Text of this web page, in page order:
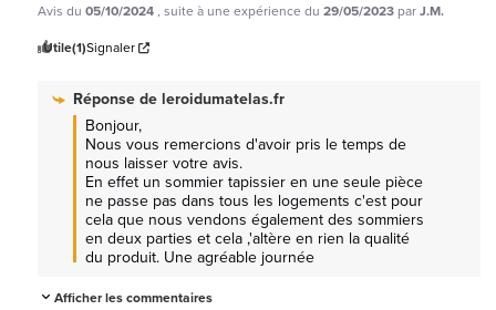
Avis du 05/10/2024, suite à une expérience du 29/05/2023 parJ.M.
Utile(1)Signaler
Réponse deleroidumatelas.fr
Bonjour,
Nous vous remercions d'avoir pris le temps de
nous laisser votre avis.
En effet un sommier tapissier en une seule pièce
ne passe pas dans tous les logements c'est pour
cela que nous vendons également des sommiers
en deux parties et cela ,'altère en rien la qualité
du produit. Une agréable journée
Afficher les commentaires